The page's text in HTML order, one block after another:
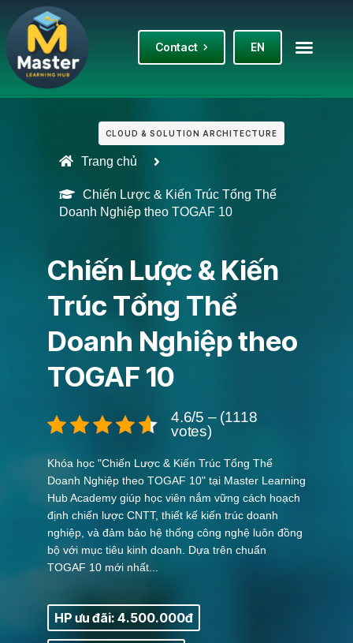
Contact EN
CLOUD & SOLUTION ARCHITECTURE
Trang chủ
Chiến Lược & Kiến Trúc Tổng Thể
Doanh Nghiệp theo TOGAF 10
Chiến Lược & Kiến
Trúc Tổng Thể
Doanh Nghiệp theo
TOGAF 10
4.6/5 – (1118
votes)
Khóa học "Chiến Lược & Kiến Trúc Tổng Thể
Doanh Nghiệp theo TOGAF 10" tại Master Learning
Hub Academy giúp học viên nắm vững cách hoạch
định chiến lược CNTT, thiết kế kiến trúc doanh
nghiệp, và đảm bảo hệ thống công nghệ luôn đồng
bộ với mục tiêu kinh doanh. Dựa trên chuẩn
TOGAF 10 mới nhất...
HP ưu đãi: 4.500.000đ